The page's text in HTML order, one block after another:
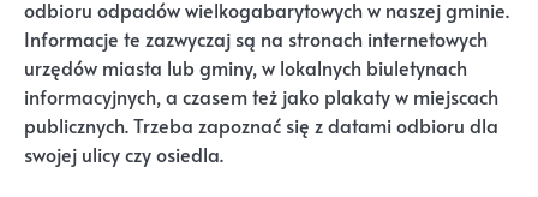
odbioru odpadów wielkogabarytowych w naszej gminie.
Informacje te zazwyczaj są na stronach internetowych
urzędów miasta lub gminy, w lokalnych biuletynach
informacyjnych, a czasem też jako plakaty w miejscach
publicznych. Trzeba zapoznać się z datami odbioru dla
swojej ulicy czy osiedla.